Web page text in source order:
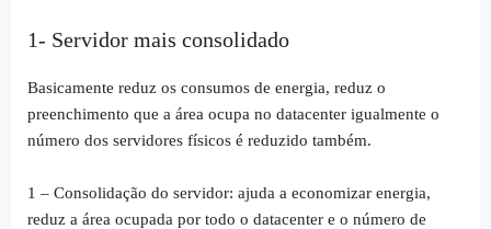
1- Servidor mais consolidado
Basicamente reduz os consumos de energia, reduz o
preenchimento que a área ocupa no datacenter igualmente o
número dos servidores físicos é reduzido também.
1 – Consolidação do servidor: ajuda a economizar energia,
reduz a área ocupada por todo o datacenter e o número de